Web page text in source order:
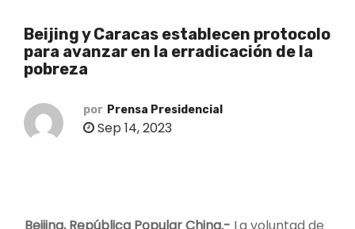
Beijing y Caracas establecen protocolo
para avanzar en la erradicación de la
pobreza
por Prensa Presidencial
Sep 14, 2023